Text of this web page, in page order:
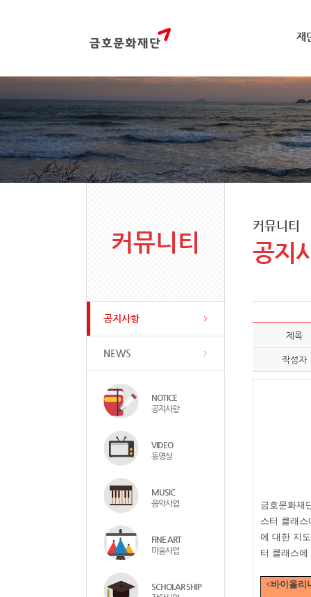
재
커뮤니티
공지사항
NEWS
NOTICE
공지사항
VIDEO
동영상
MUSIC
음악사업
FINE ART
미술사업
SCHOLAR SHIP
커뮤니티
공지
제목
작성자
금호문화재
스터 클래
에 대한 지
터 클래스
<바이올리